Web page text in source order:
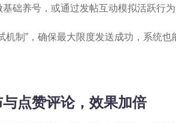
础养号，或通过发帖互动模拟活跃行
机制”，确保最大限度发送成功，系统
点赞评论，效果加倍